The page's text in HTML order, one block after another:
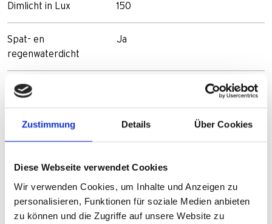
Zustimmung Details Über Cookies
Diese Webseite verwendet Cookies
Wir verwenden Cookies, um Inhalte und Anzeigen zu
personalisieren, Funktionen für soziale Medien anbieten
zu können und die Zugriffe auf unsere Website zu
Dimlicht in Lux 150
Spat- en
regenwaterdicht
Ja
Materiaal
Afmetingen in mm 80 x 57 x 65
Goedgekeurd conform
StVZO
Ja